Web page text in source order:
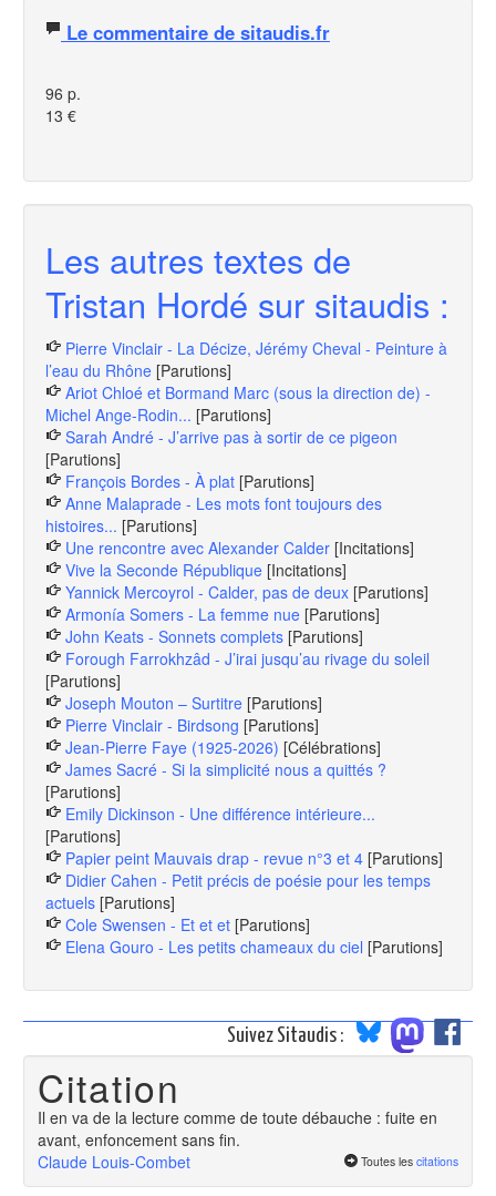
Le commentaire de sitaudis.fr
96 p.
13 €
Les autres textes de
Tristan Hordé sur sitaudis :
Pierre Vinclair - La Décize, Jérémy Cheval - Peinture à
l’eau du Rhône [Parutions]
Ariot Chloé et Bormand Marc (sous la direction de) -
Michel Ange-Rodin... [Parutions]
Sarah André - J’arrive pas à sortir de ce pigeon
[Parutions]
François Bordes - À plat [Parutions]
Anne Malaprade - Les mots font toujours des
histoires... [Parutions]
Une rencontre avec Alexander Calder [Incitations]
Vive la Seconde République [Incitations]
Yannick Mercoyrol - Calder, pas de deux [Parutions]
Armonía Somers - La femme nue [Parutions]
John Keats - Sonnets complets [Parutions]
Forough Farrokhzâd - J’irai jusqu’au rivage du soleil
[Parutions]
Joseph Mouton – Surtitre [Parutions]
Pierre Vinclair - Birdsong [Parutions]
Jean-Pierre Faye (1925-2026) [Célébrations]
James Sacré - Si la simplicité nous a quittés ?
[Parutions]
Emily Dickinson - Une différence intérieure...
[Parutions]
Papier peint Mauvais drap - revue n°3 et 4 [Parutions]
Didier Cahen - Petit précis de poésie pour les temps
actuels [Parutions]
Cole Swensen - Et et et [Parutions]
Elena Gouro - Les petits chameaux du ciel [Parutions]
Suivez Sitaudis :
Citation
Il en va de la lecture comme de toute débauche : fuite en
avant, enfoncement sans fin.
Claude Louis-Combet
Toutes les citations